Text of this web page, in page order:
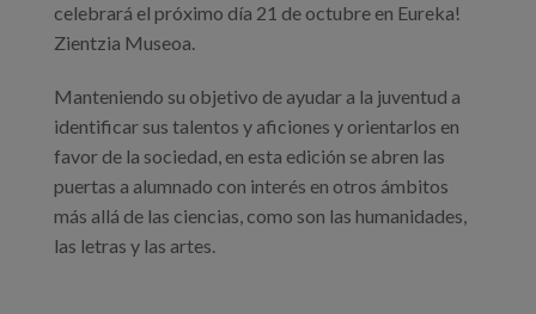
celebrará el próximo día 21 de octubre en Eureka!
Zientzia Museoa.
Manteniendo su objetivo de ayudar a la juventud a
identificar sus talentos y aficiones y orientarlos en
favor de la sociedad, en esta edición se abren las
puertas a alumnado con interés en otros ámbitos
más allá de las ciencias, como son las humanidades,
las letras y las artes.